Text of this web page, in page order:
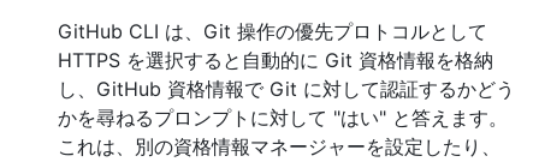
GitHub CLI は、Git 操作の優先プロトコルとして
HTTPS を選択すると自動的に Git 資格情報を格納
し、GitHub 資格情報で Git に対して認証するかどう
かを尋ねるプロンプトに対して "はい" と答えます。
これは、別の資格情報マネージャーを設定したり、